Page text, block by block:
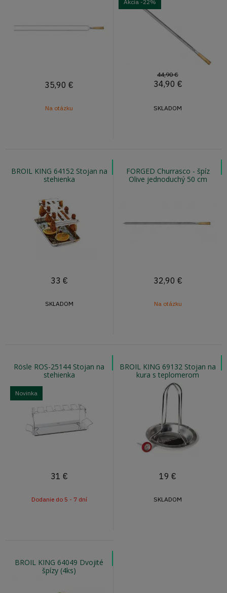
35,90 €
Na otázku
Akcia -22%
44,90 €
34,90 €
SKLADOM
BROIL KING 64152 Stojan na
stehienka
33 €
SKLADOM
FORGED Churrasco - špíz
Olive jednoduchý 50 cm
32,90 €
Na otázku
Rösle ROS-25144 Stojan na
stehienka
Novinka
31 €
Dodanie do 5 - 7 dní
BROIL KING 69132 Stojan na
kura s teplomerom
19 €
SKLADOM
BROIL KING 64049 Dvojité
špízy (4ks)